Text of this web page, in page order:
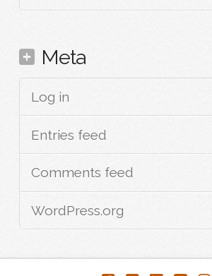
Meta
Log in
Entries feed
Comments feed
WordPress.org